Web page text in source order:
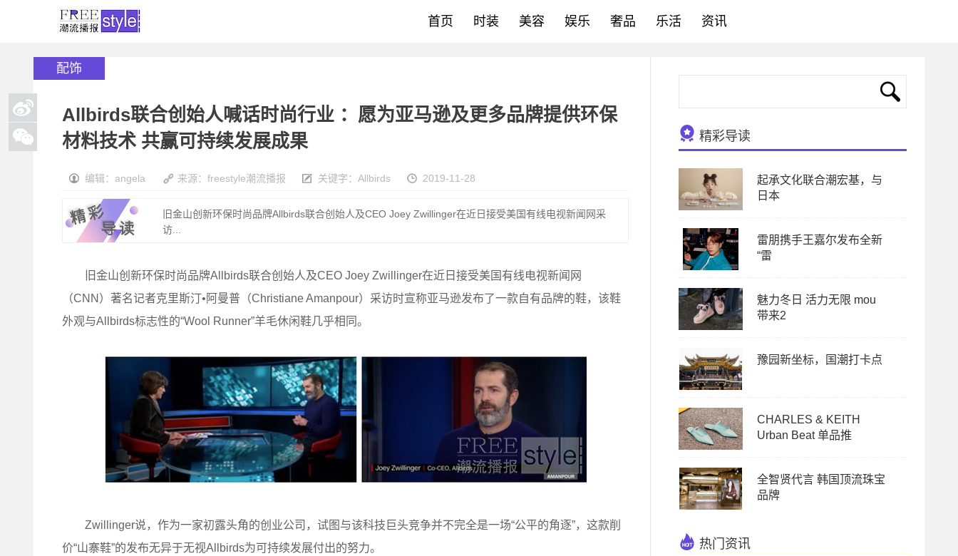
首页 时装 美容 娱乐 奢品 乐活 资讯
配饰
Allbirds联合创始人喊话时尚行业 ：愿为亚马逊及更多品牌提供环保
材料技术 共赢可持续发展成果
编辑：angela 来源：freestyle潮流播报 关键字： Allbirds 2019-11-28
旧金山创新环保时尚品牌Allbirds联合创始人及CEO Joey Zwillinger在近日接受美国有线电视新闻网采
访...
旧金山创新环保时尚品牌Allbirds联合创始人及CEO Joey Zwillinger在近日接受美国有线电视新闻网
（CNN）著名记者克里斯汀•阿曼普（Christiane Amanpour）采访时宣称亚马逊发布了一款自有品牌的鞋，该鞋
外观与Allbirds标志性的“Wool Runner”羊毛休闲鞋几乎相同。
Zwillinger说，作为一家初露头角的创业公司，试图与该科技巨头竞争并不完全是一场“公平的角逐”，这款削
价“山寨鞋”的发布无异于无视Allbirds为可持续发展付出的努力。
精彩导读
起承文化联合潮宏基，与
日本
雷朋携手王嘉尔发布全新
“雷
魅力冬日 活力无限 mou
带来2
豫园新坐标，国潮打卡点
CHARLES & KEITH
Urban Beat 单品推
全智贤代言 韩国顶流珠宝
品牌
热门资讯